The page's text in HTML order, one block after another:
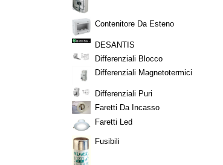
Contenitore Da Esteno
DESANTIS
Differenziali Blocco
Differenziali Magnetotermici
Differenziali Puri
Faretti Da Incasso
Faretti Led
Fusibili